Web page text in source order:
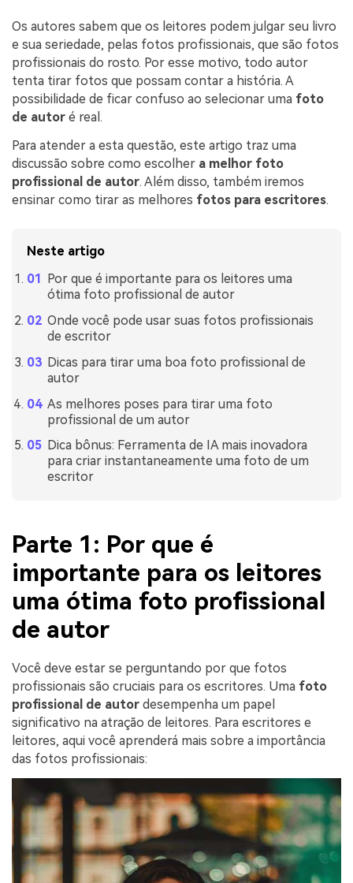
Os autores sabem que os leitores podem julgar seu livro
e sua seriedade, pelas fotos profissionais, que são fotos
profissionais do rosto. Por esse motivo, todo autor
tenta tirar fotos que possam contar a história. A
possibilidade de ficar confuso ao selecionar uma foto
de autor é real.
Para atender a esta questão, este artigo traz uma
discussão sobre como escolher a melhor foto
profissional de autor. Além disso, também iremos
ensinar como tirar as melhores fotos para escritores.
Neste artigo
Por que é importante para os leitores uma
ótima foto profissional de autor
Onde você pode usar suas fotos profissionais
de escritor
Dicas para tirar uma boa foto profissional de
autor
As melhores poses para tirar uma foto
profissional de um autor
Dica bônus: Ferramenta de IA mais inovadora
para criar instantaneamente uma foto de um
escritor
Parte 1: Por que é
importante para os leitores
uma ótima foto profissional
de autor
Você deve estar se perguntando por que fotos
profissionais são cruciais para os escritores. Uma foto
profissional de autor desempenha um papel
significativo na atração de leitores. Para escritores e
leitores, aqui você aprenderá mais sobre a importância
das fotos profissionais: